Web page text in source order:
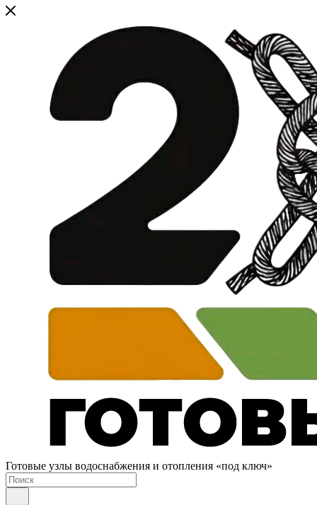
Готовые узлы водоснабжения и отопления «под ключ»